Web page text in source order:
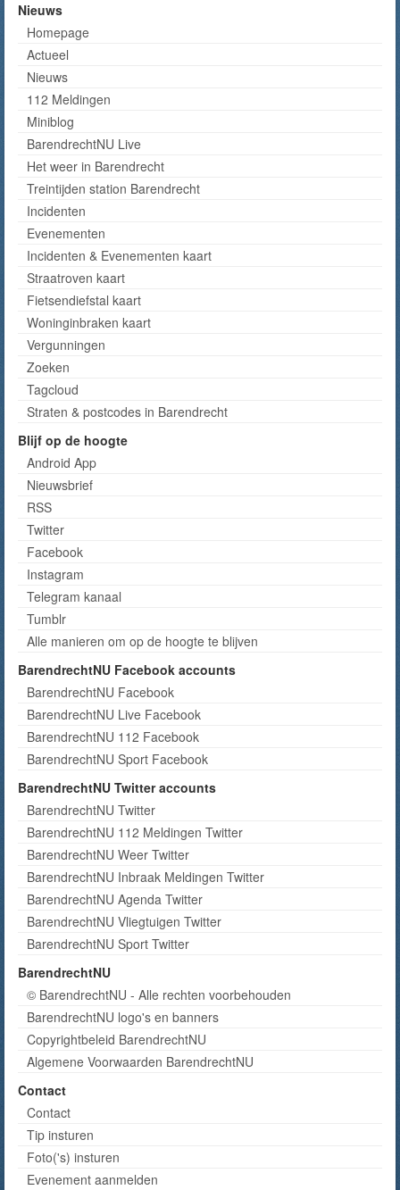
Nieuws
Homepage
Actueel
Nieuws
112 Meldingen
Miniblog
BarendrechtNU Live
Het weer in Barendrecht
Treintijden station Barendrecht
Incidenten
Evenementen
Incidenten & Evenementen kaart
Straatroven kaart
Fietsendiefstal kaart
Woninginbraken kaart
Vergunningen
Zoeken
Tagcloud
Straten & postcodes in Barendrecht
Blijf op de hoogte
Android App
Nieuwsbrief
RSS
Twitter
Facebook
Instagram
Telegram kanaal
Tumblr
Alle manieren om op de hoogte te blijven
BarendrechtNU Facebook accounts
BarendrechtNU Facebook
BarendrechtNU Live Facebook
BarendrechtNU 112 Facebook
BarendrechtNU Sport Facebook
BarendrechtNU Twitter accounts
BarendrechtNU Twitter
BarendrechtNU 112 Meldingen Twitter
BarendrechtNU Weer Twitter
BarendrechtNU Inbraak Meldingen Twitter
BarendrechtNU Agenda Twitter
BarendrechtNU Vliegtuigen Twitter
BarendrechtNU Sport Twitter
BarendrechtNU
© BarendrechtNU - Alle rechten voorbehouden
BarendrechtNU logo's en banners
Copyrightbeleid BarendrechtNU
Algemene Voorwaarden BarendrechtNU
Contact
Contact
Tip insturen
Foto('s) insturen
Evenement aanmelden